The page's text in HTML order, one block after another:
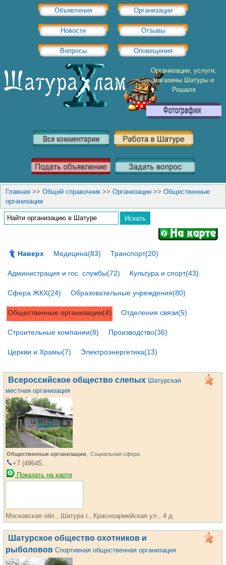
Объявления Организации
Новости Отзывы
Вопросы Оповещения
Организации, услуги,
магазины Шатуры и
Рошаля
Главная >> Общий справочник >> Организации >> Общественные
организации
Наверх Медицина(83) Транспорт(20)
Администрация и гос. службы(72) Культура и спорт(43)
Сфера ЖКХ(24) Образовательные учреждения(80)
Общественные организации(4) Отделения связи(5)
Строительные компании(8) Производство(36)
Церкви и Храмы(7) Электроэнергетика(13)
Всероссийское общество слепых Шатурская
местная организация
Общественные организации, Социальная сфера
+7 (49645...
Показать на карте
Московская обл., Шатура г., Красноармейская ул., 4 д.
Шатурское общество охотников и
рыболовов Спортивная общественная организация